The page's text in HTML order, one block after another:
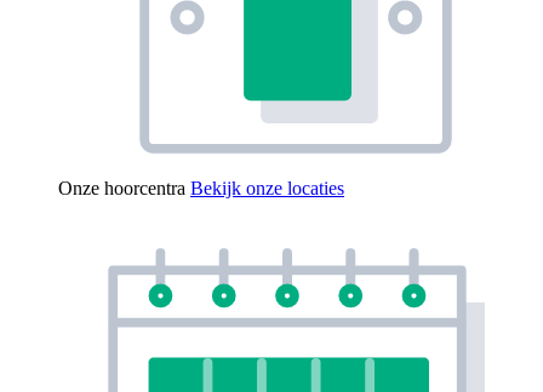
Onze hoorcentra Bekijk onze locaties